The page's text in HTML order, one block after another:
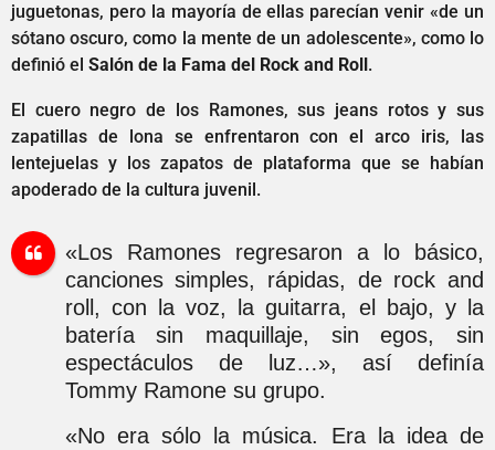
juguetonas, pero la mayoría de ellas parecían venir «de un
sótano oscuro, como la mente de un adolescente», como lo
definió el Salón de la Fama del Rock and Roll .
El cuero negro de los Ramones, sus jeans rotos y sus
zapatillas de lona se enfrentaron con el arco iris, las
lentejuelas y los zapatos de plataforma que se habían
apoderado de la cultura juvenil.
«Los Ramones regresaron a lo básico,
canciones simples, rápidas, de rock and
roll, con la voz, la guitarra, el bajo, y la
batería sin maquillaje, sin egos, sin
espectáculos de luz…», así definía
Tommy Ramone su grupo.
«No era sólo la música. Era la idea de